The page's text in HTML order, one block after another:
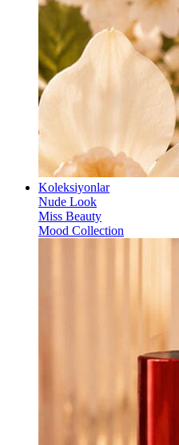
Koleksiyonlar
Nude Look
Miss Beauty
Mood Collection